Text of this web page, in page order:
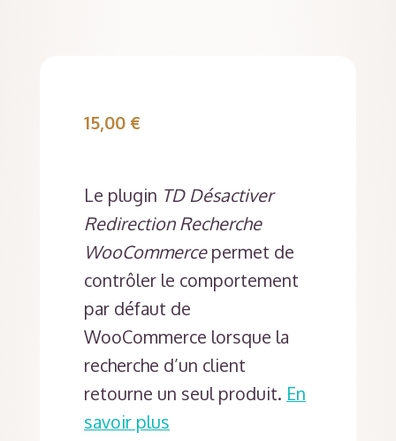
15,00 €
Le plugin TD Désactiver
Redirection Recherche
WooCommercepermet de
contrôler le comportement
par défaut de
WooCommerce lorsque la
recherche d’un client
retourne un seul produit. En
savoir plus